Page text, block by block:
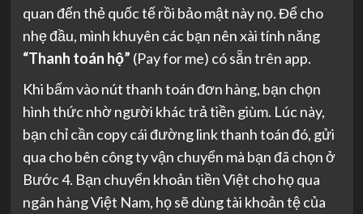
quan đến thẻ quốc tế rồi bảo mật này nọ. Để cho
nhẹ đầu, mình khuyên các bạn nên xài tính năng
“Thanh toán hộ” (Pay for me) có sẵn trên app.
Khi bấm vào nút thanh toán đơn hàng, bạn chọn
hình thức nhờ người khác trả tiền giùm. Lúc này,
bạn chỉ cần copy cái đường link thanh toán đó, gửi
qua cho bên công ty vận chuyển mà bạn đã chọn ở
Bước 4. Bạn chuyển khoản tiền Việt cho họ qua
ngân hàng Việt Nam, họ sẽ dùng tài khoản tệ của